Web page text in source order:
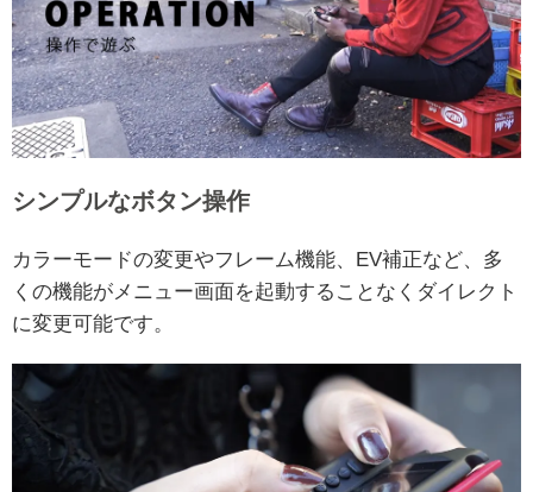
シンプルなボタン操作
カラーモードの変更やフレーム機能、EV補正など、多
くの機能がメニュー画面を起動することなくダイレクト
に変更可能です。